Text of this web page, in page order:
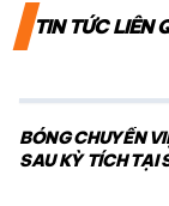
TIN TỨC LIÊN
BÓNG CHUYỀN
SAU KỲ TÍCH TẠI